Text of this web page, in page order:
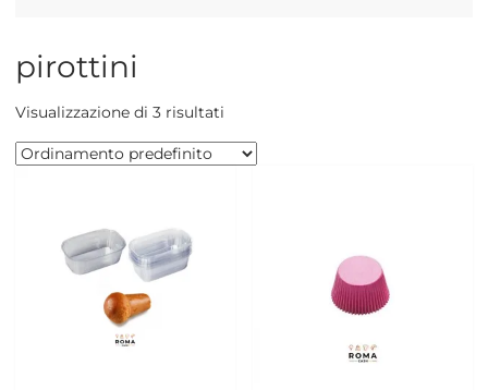
pirottini
Visualizzazione di 3 risultati